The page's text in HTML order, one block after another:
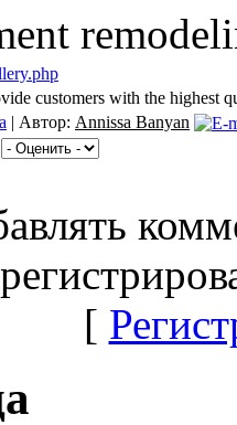
customers with the highest
| Автор: Annissa Banyan
[